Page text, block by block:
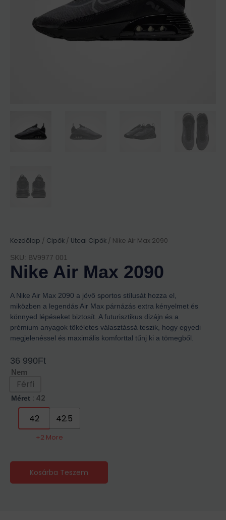
Kezdőlap / Cipők / Utcai Cipők / Nike Air Max 2090
SKU: BV9977 001
Nike Air Max 2090
A Nike Air Max 2090 a jövő sportos stílusát hozza el,
miközben a legendás Air Max párnázás extra kényelmet és
könnyed lépéseket biztosít. A futurisztikus dizájn és a
prémium anyagok tökéletes választássá teszik, hogy egyedi
megjelenéssel és maximális komforttal tűnj ki a tömegből.
36 990Ft
Nem
Férfi
Méret : 42
42 42.5
+2 More
Kosárba Teszem